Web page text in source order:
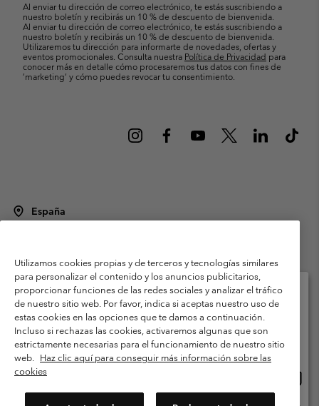
Al enviar tu dirección de correo electrónico, te estás suscribiendo a
nuestro boletín y recibirás un 10 % de descuento de bienvenida.
Al enviar tu dirección de correo electrónico, te estás suscribiendo a
nuestro boletín y recibirás un 10 % de descuento de bienvenida.
Utilizaremos tu dirección para informarte de novedades, ofertas y
eventos promocionales. Consulta nuestra Política de Privacidad para
conocer más en detalle cómo procesaremos tus datos con fines de
’marketing’ y cómo puedes revocar tu consentimiento.
España
Condiciones de uso
Terminos de Venta
Garantía
Política de Privacidad
Términos y condiciones del programa de miembros
Términos De Uso Del Contenido Generado Por Los Usuarios
Impressum
Cookies Public CBCR
Servicio al cliente: Lu. - Vi. de 9:00 a 13:00 y de 14:00 a 18:00
Utilizamos cookies propias y de terceros y tecnologías similares
para personalizar el contenido y los anuncios publicitarios,
proporcionar funciones de las redes sociales y analizar el tráfico
de nuestro sitio web. Por favor, indica si aceptas nuestro uso de
estas cookies en las opciones que te damos a continuación.
Incluso si rechazas las cookies, activaremos algunas que son
estrictamente necesarias para el funcionamiento de nuestro sitio
web. Haz clic aquí para conseguir más información sobre las
cookies
Selecciona tu país e idioma envío
Compras en línea disponibles